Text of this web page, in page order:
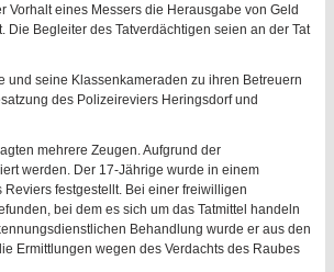
Vorhalt eines Messers die Herausgabe von Geld
Begleiter des Tatverdächtigen seien an der Tat
und seine Klassenkameraden zu ihren Betreuern
des Polizeireviers Heringsdorf und
mehrere Zeugen. Aufgrund der
werden. Der 17-Jährige wurde in einem
festgestellt. Bei einer freiwilligen
bei dem es sich um das Tatmittel handeln
Behandlung wurde er aus den
Ermittlungen wegen des Verdachts des Raubes